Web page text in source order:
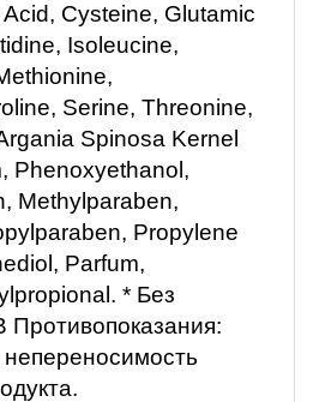
Cysteine, Glutamic
Isoleucine,
Serine, Threonine,
Spinosa Kernel
Phenoxyethanol,
Methylparaben,
Propylene
Parfum,
* Без